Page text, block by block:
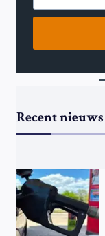
Recent nieuws